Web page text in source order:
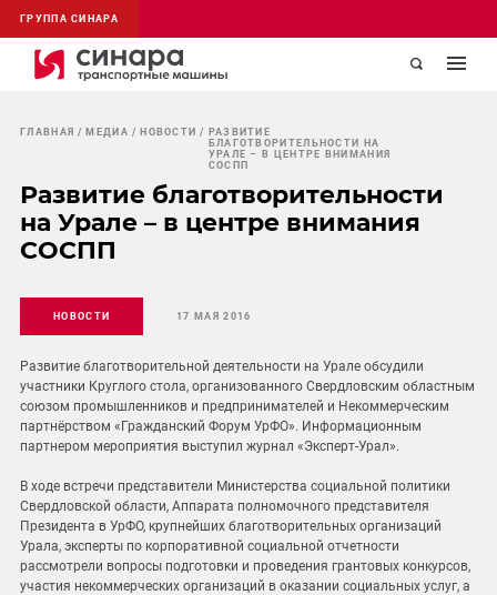
ГРУППА СИНАРА
ГЛАВНАЯ МЕДИА НОВОСТИ
РАЗВИТИЕ
БЛАГОТВОРИТЕЛЬНОСТИ НА
УРАЛЕ – В ЦЕНТРЕ ВНИМАНИЯ
СОСПП
Развитие благотворительности
на Урале – в центре внимания
СОСПП
НОВОСТИ 17 МАЯ 2016
Развитие благотворительной деятельности на Урале обсудили
участники Круглого стола, организованного Свердловским областным
союзом промышленников и предпринимателей и Некоммерческим
партнёрством «Гражданский Форум УрФО». Информационным
партнером мероприятия выступил журнал «Эксперт-Урал».
В ходе встречи представители Министерства социальной политики
Свердловской области, Аппарата полномочного представителя
Президента в УрФО, крупнейших благотворительных организаций
Урала, эксперты по корпоративной социальной отчетности
рассмотрели вопросы подготовки и проведения грантовых конкурсов,
участия некоммерческих организаций в оказании социальных услуг, а